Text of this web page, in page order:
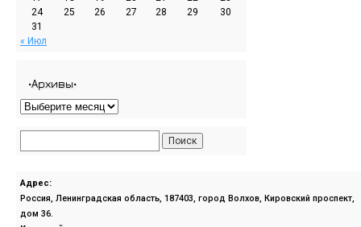
24
25 26 27 28 29
30
31
« Июл
•Архивы•
Адрес:
Россия, Ленинградская область, 187403, город Волхов, Кировский проспект,
дом 36.